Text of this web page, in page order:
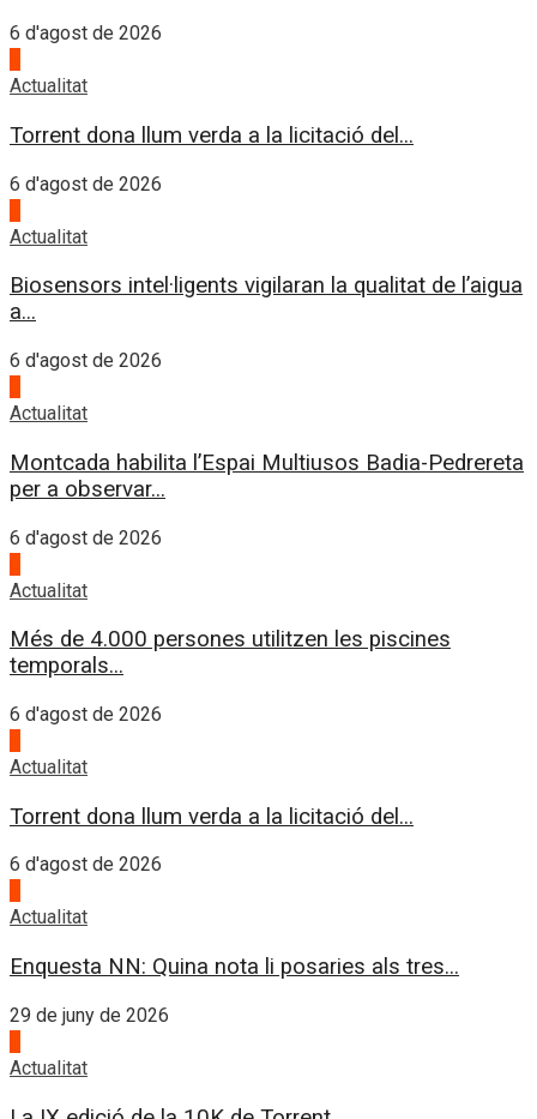
6 d'agost de 2026
Actualitat
Torrent dona llum verda a la licitació del...
6 d'agost de 2026
Actualitat
Biosensors intel·ligents vigilaran la qualitat de l’aigua
a...
6 d'agost de 2026
Actualitat
Montcada habilita l’Espai Multiusos Badia-Pedrereta
per a observar...
6 d'agost de 2026
Actualitat
Més de 4.000 persones utilitzen les piscines
temporals...
6 d'agost de 2026
Actualitat
Torrent dona llum verda a la licitació del...
6 d'agost de 2026
Actualitat
Enquesta NN: Quina nota li posaries als tres...
29 de juny de 2026
Actualitat